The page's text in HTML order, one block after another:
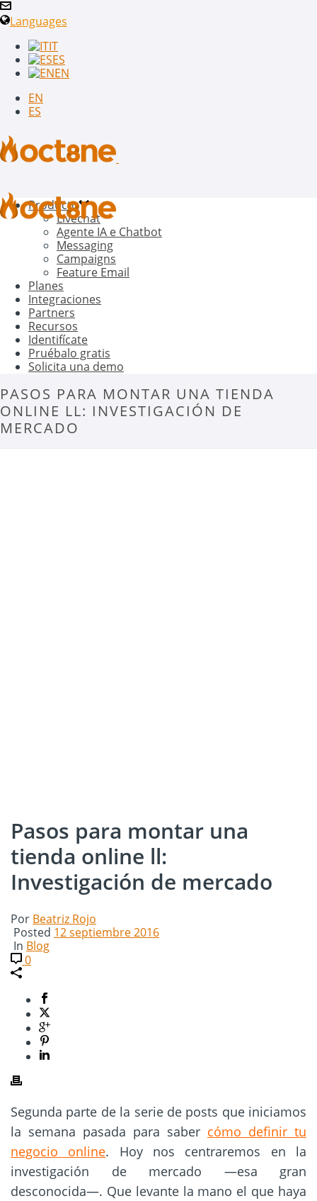
Languages
IT
ES
EN
EN
ES
Producto
Livechat
Agente IA e Chatbot
Messaging
Campaigns
Feature Email
Planes
Integraciones
Partners
Recursos
Identifícate
Pruébalo gratis
Solicita una demo
PASOS PARA MONTAR UNA TIENDA
ONLINE LL: INVESTIGACIÓN DE
MERCADO
Pasos para montar una
tienda online ll:
Investigación de mercado
Por Beatriz Rojo
Posted 12 septiembre 2016
In Blog
0
Segunda parte de la serie de posts que iniciamos
la semana pasada para saber cómo definir tu
negocio online. Hoy nos centraremos en la
investigación de mercado —esa gran
desconocida—. Que levante la mano el que haya